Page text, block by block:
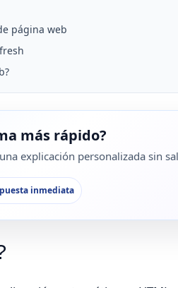
página web
más rápido?
explicación personalizada sin
inmediata